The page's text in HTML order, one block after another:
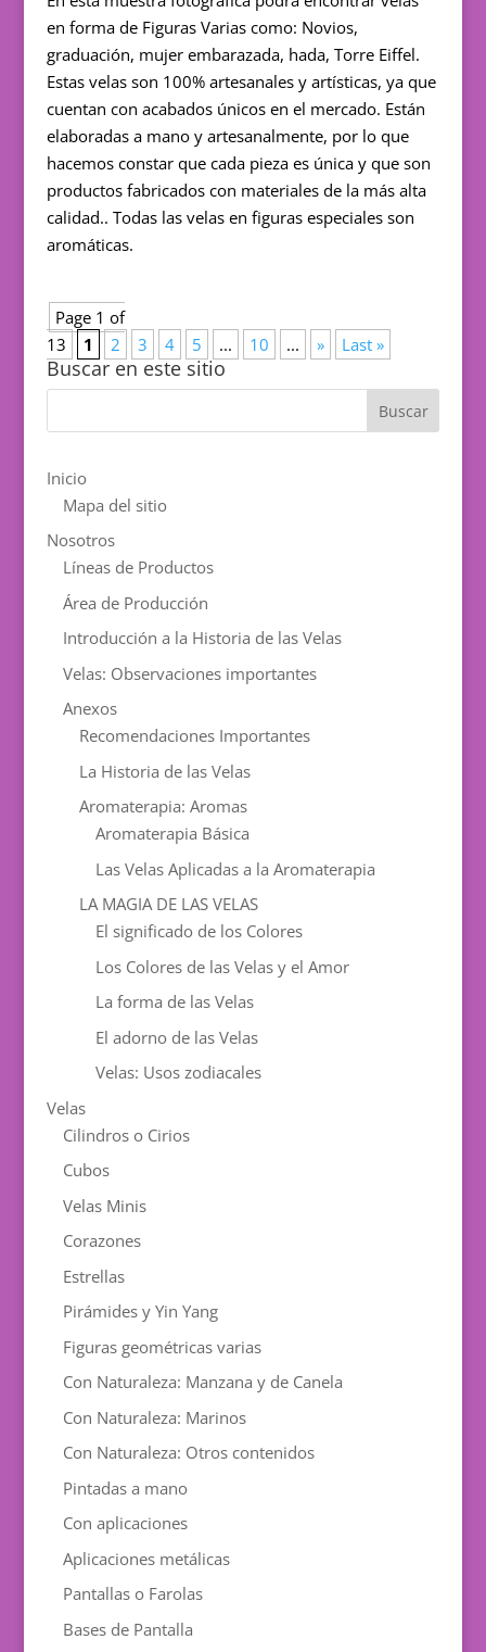
en forma de Figuras Varias como: Novios,
graduación, mujer embarazada, hada, Torre Eiffel.
Estas velas son 100% artesanales y artísticas, ya que
cuentan con acabados únicos en el mercado. Están
elaboradas a mano y artesanalmente, por lo que
hacemos constar que cada pieza es única y que son
productos fabricados con materiales de la más alta
calidad.. Todas las velas en figuras especiales son
aromáticas.
Page 1 of
13
1 2 3 4 5 ... 10 ... » Last »
Buscar en este sitio
Inicio
Mapa del sitio
Nosotros
Líneas de Productos
Área de Producción
Introducción a la Historia de las Velas
Velas: Observaciones importantes
Anexos
Recomendaciones Importantes
La Historia de las Velas
Aromaterapia: Aromas
Aromaterapia Básica
Las Velas Aplicadas a la Aromaterapia
LA MAGIA DE LAS VELAS
El significado de los Colores
Los Colores de las Velas y el Amor
La forma de las Velas
El adorno de las Velas
Velas: Usos zodiacales
Velas
Cilindros o Cirios
Cubos
Velas Minis
Corazones
Estrellas
Pirámides y Yin Yang
Figuras geométricas varias
Con Naturaleza: Manzana y de Canela
Con Naturaleza: Marinos
Con Naturaleza: Otros contenidos
Pintadas a mano
Con aplicaciones
Aplicaciones metálicas
Pantallas o Farolas
Bases de Pantalla